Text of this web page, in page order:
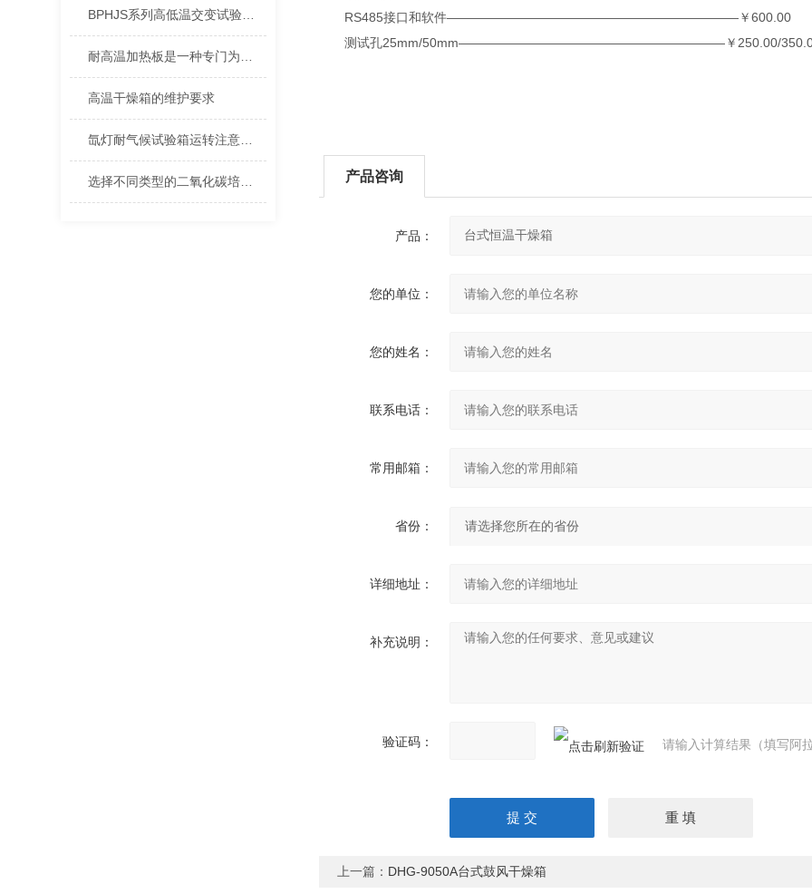
高温干燥箱的维护要求
RS485接口和软件———————————————————————￥600.00
测试孔25mm/50mm—————————————————————￥250.00/
产品咨询
产品：
您的单位：
您的姓名：
联系电话：
常用邮箱：
省份：
详细地址：
补充说明：
验证码： 请输入计算结果（填写阿
上一篇： DHG-9050A台式鼓风干燥箱